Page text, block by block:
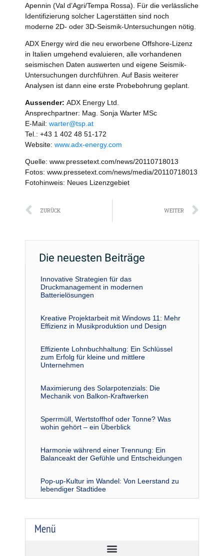
Apennin (Val d’Agri/Tempa Rossa). Für die verlässliche
Identifizierung solcher Lagerstätten sind noch
moderne 2D- oder 3D-Seismik-Untersuchungen nötig.
ADX Energy wird die neu erworbene Offshore-Lizenz
in Italien umgehend evaluieren, alle vorhandenen
seismischen Daten auswerten und eigene Seismik-
Untersuchungen durchführen. Auf Basis weiterer
Analysen ist dann eine erste Probebohrung geplant.
Aussender: ADX Energy Ltd.
Ansprechpartner: Mag. Sonja Warter MSc
E-Mail: warter@tsp.at
Tel.: +43 1 402 48 51-172
Website: www.adx-energy.com
Quelle: www.pressetext.com/news/20110718013
Fotos: www.pressetext.com/news/media/20110718013
Fotohinweis: Neues Lizenzgebiet
Zurück
ZURÜCK WEITER
Die neuesten Beiträge
Innovative Strategien für das
Druckmanagement in modernen
Batterielösungen
Kreative Projektarbeit mit Windows 11: Mehr
Effizienz in Musikproduktion und Design
Effiziente Lohnbuchhaltung: Ein Schlüssel
zum Erfolg für kleine und mittlere
Unternehmen
Maximierung des Solarpotenzials: Die
Mechanik von Balkon-Kraftwerken
Sperrmüll, Wertstoffhof oder Tonne? Was
wohin gehört – ein Überblick
Harmonie während einer Trennung: Ein
Balanceakt der Gefühle und Entscheidungen
Pop-up-Kultur im Wandel: Von Leerstand zu
lebendiger Stadtidee
Menü